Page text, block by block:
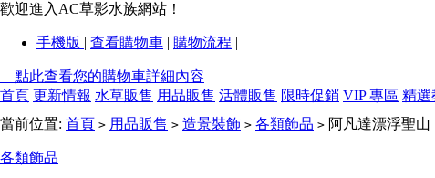
歡迎進入AC草影水族網站！
手機版 | 查看購物車 | 購物流程 |
點此查看您的購物車詳細內容
首頁 更新情報 水草販售 用品販售 活體販售 限時促銷 VIP 專區 精選
當前位置: 首頁 > 用品販售 > 造景裝飾 > 各類飾品 > 阿凡達漂浮聖山
各類飾品